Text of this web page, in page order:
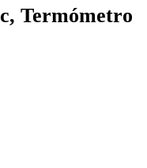
Termómetro